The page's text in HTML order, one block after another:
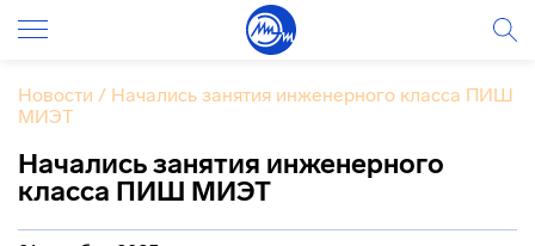
Новости / Начались занятия инженерного класса ПИШ
МИЭТ
Начались занятия инженерного
класса ПИШ МИЭТ